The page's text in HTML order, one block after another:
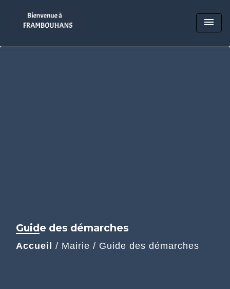
menu
Guide des démarches
Accueil / Mairie / Guide des démarches